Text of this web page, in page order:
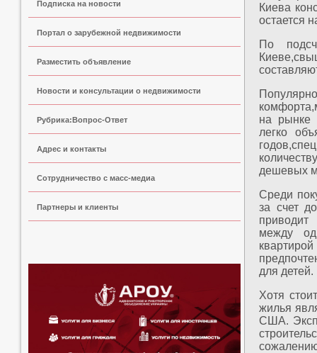
Подписка на новости
Портал о зарубежной недвижимости
Разместить объявление
Новости и консультации о недвижимости
Рубрика:Вопрос-Ответ
Адрес и контакты
Сoтрудничество с масс-медиа
Партнеры и клиенты
Киева
остается
По
на рынке
легко
дешевых
Среди
за счет
приводит
между
для детей.
Хотя
жилья
США.